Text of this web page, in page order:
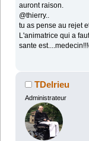
auront raison.
@thierry..
tu as pense au rejet
L'animatrice qui a
sante
TDelrieu
Administrateur